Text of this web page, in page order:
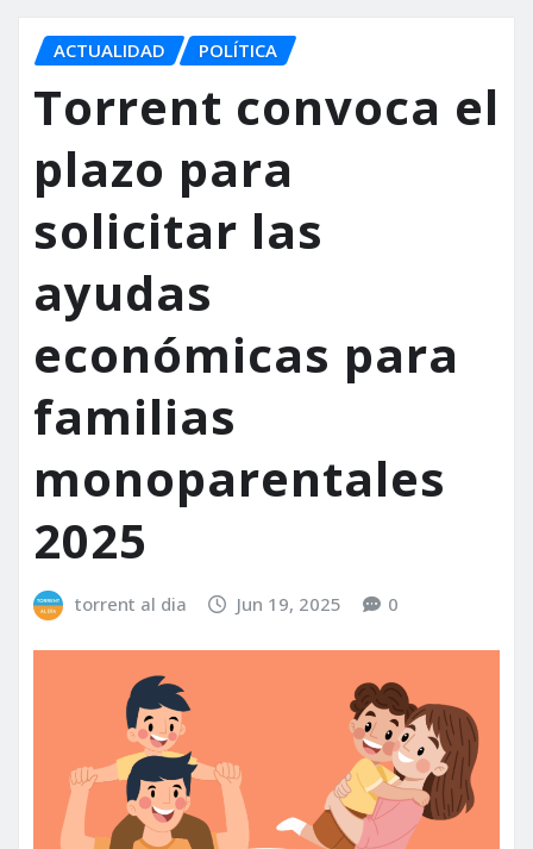
ACTUALIDAD POLÍTICA
Torrent convoca el
plazo para
solicitar las
ayudas
económicas para
familias
monoparentales
2025
torrent al dia Jun 19, 2025 0